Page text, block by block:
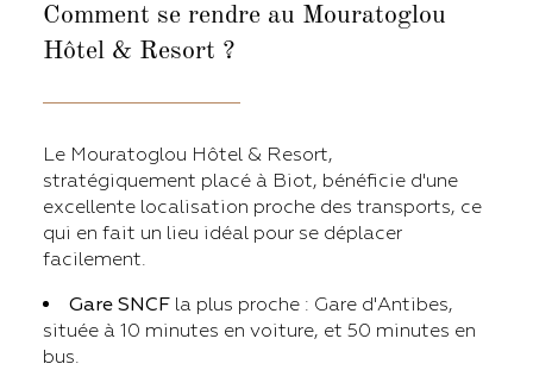
Comment se rendre au Mouratoglou
Hôtel & Resort ?
Le Mouratoglou Hôtel & Resort,
stratégiquement placé à Biot, bénéficie d'une
excellente localisation proche des transports, ce
qui en fait un lieu idéal pour se déplacer
facilement.
Gare SNCF la plus proche : Gare d'Antibes,
située à 10 minutes en voiture, et 50 minutes en
bus.